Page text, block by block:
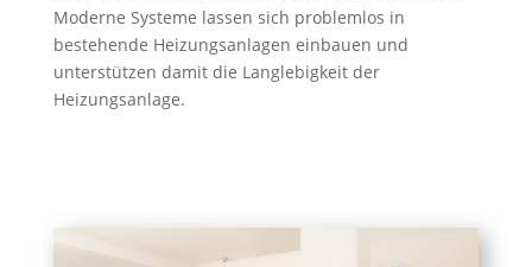
Moderne Systeme lassen sich problemlos in
bestehende Heizungsanlagen einbauen und
unterstützen damit die Langlebigkeit der
Heizungsanlage.